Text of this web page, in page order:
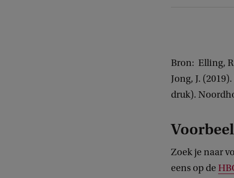
Bron: Elling,
Jong, J.
druk).
Zoek je naar
eens op de